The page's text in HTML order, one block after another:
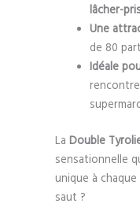
lâcher-
Une
de 80
Idéale
La Double
sensationnelle
unique à
saut ?